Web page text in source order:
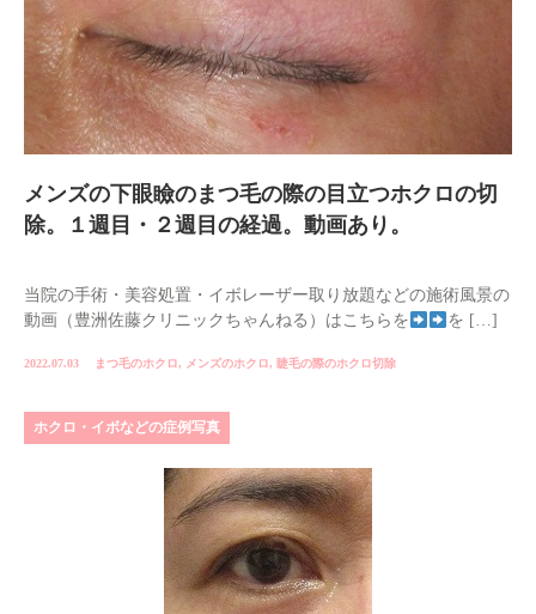
メンズの下眼瞼のまつ毛の際の目立つホクロの切
除。１週目・２週目の経過。動画あり。
当院の手術・美容処置・イボレーザー取り放題などの施術風景の
動画（豊洲佐藤クリニックちゃんねる）はこちらを
を […]
2022.07.03 まつ毛のホクロ, メンズのホクロ, 睫毛の際のホクロ切除
ホクロ・イボなどの症例写真